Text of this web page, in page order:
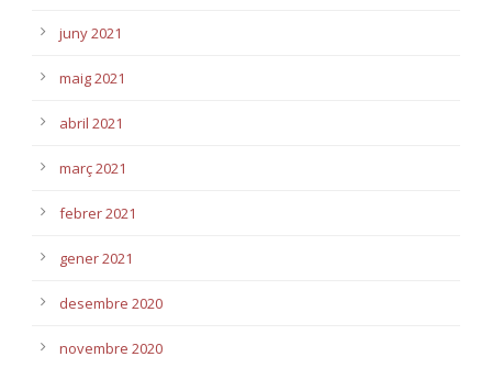
juny 2021
maig 2021
abril 2021
març 2021
febrer 2021
gener 2021
desembre 2020
novembre 2020